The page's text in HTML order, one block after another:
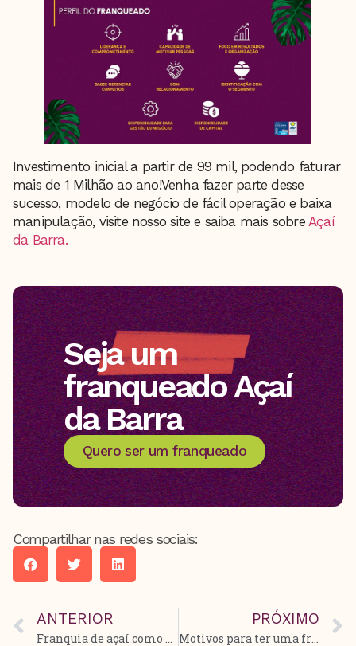
Investimento inicial a partir de 99 mil, podendo faturar
mais de 1 Milhão ao ano!Venha fazer parte desse
sucesso, modelo de negócio de fácil operação e baixa
manipulação, visite nosso site e saiba mais sobreAçaí
da Barra.
Seja um
franqueado Açaí
da Barra
Quero ser um franqueado
Compartilhar nas redes sociais:
ANTERIOR
Franquia de açaí como um bom investimento
PRÓXIMO
Motivos para ter uma franquia de açaí